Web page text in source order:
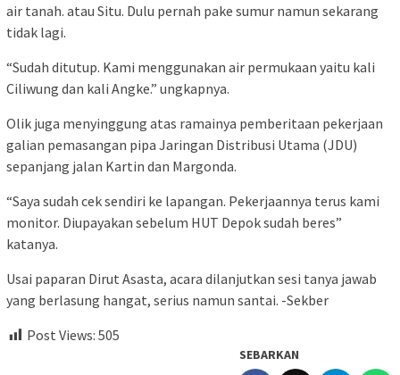
air tanah. atau Situ. Dulu pernah pake sumur namun sekarang
tidak lagi.
“Sudah ditutup. Kami menggunakan air permukaan yaitu kali
Ciliwung dan kali Angke.” ungkapnya.
Olik juga menyinggung atas ramainya pemberitaan pekerjaan
galian pemasangan pipa Jaringan Distribusi Utama (JDU)
sepanjang jalan Kartin dan Margonda.
“Saya sudah cek sendiri ke lapangan. Pekerjaannya terus kami
monitor. Diupayakan sebelum HUT Depok sudah beres”
katanya.
Usai paparan Dirut Asasta, acara dilanjutkan sesi tanya jawab
yang berlasung hangat, serius namun santai. -Sekber
Post Views: 505
SEBARKAN